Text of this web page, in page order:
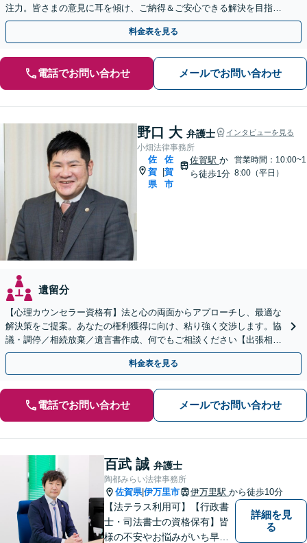
注力。皆さまの意見に耳を傾け、ご納得＆ご安心できる解決を目指し
ます【当日相談可】【駐車場あり】【武雄温泉駅8分】
料金表を見る
電話でお問い合わせ メールでお問い合わせ
野口 大 弁護士 インタビューを見る
小畑法律事務所
佐
賀
県
|
佐
賀
市
佐賀駅 か
ら徒歩1分
営業時間：10:00~1
8:00（平日）
遺留分
【心理カウンセラー資格有】法と心の両面からアプローチし、最適な
解決策をご提案。あなたの権利獲得に向け、粘り強く交渉します。協
議・調停／相続放棄／遺言書作成、何でもご相談ください【出張相談
可】【初回相談無料】【佐賀駅1分】
料金表を見る
電話でお問い合わせ メールでお問い合わせ
百武 誠 弁護士
陶都みらい法律事務所
佐賀県|伊万里市 伊万里駅 から徒歩10分
【法テラス利用可】【行政書
士・司法書士の資格保有】皆
様の不安やお悩みがいち早く
詳細を見
る